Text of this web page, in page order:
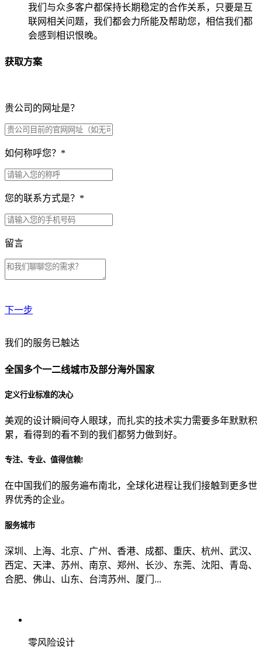
我们与众多客户都保持长期稳定的合作关系，只要是互
联网相关问题，我们都会力所能及帮助您，相信我们都
会感到相识恨晚。
获取方案
贵公司的网址是？
如何称呼您？ *
您的联系方式是？ *
留言
下一步
贵公司预算范围是？
贵公司的团队规模是？
目前主要的营销渠道是？
我们的服务已触达
全国多个一二线城市及部分海外国家
定义行业标准的决心
美观的设计瞬间夺人眼球，而扎实的技术实力需要多年默默积
累，看得到的看不到的我们都努力做到好。
专注、专业、值得信赖!
在中国我们的服务遍布南北，全球化进程让我们接触到更多世
界优秀的企业。
服务城市
深圳、上海、北京、广州、香港、成都、重庆、杭州、武汉、
西定、天津、苏州、南京、郑州、长沙、东莞、沈阳、青岛、
合肥、佛山、山东、台湾苏州、厦门...
零风险设计